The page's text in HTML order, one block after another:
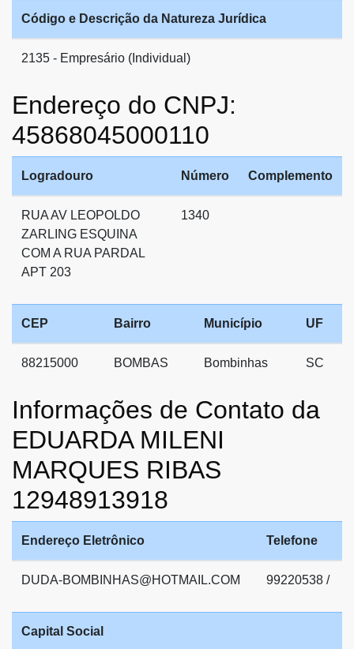
Código e Descrição da Natureza Jurídica
2135 - Empresário (Individual)
Endereço do CNPJ:
45868045000110
Logradouro Número Complemento
RUA AV LEOPOLDO
ZARLING ESQUINA
COM A RUA PARDAL
APT 203
1340
CEP Bairro Município UF
88215000 BOMBAS Bombinhas SC
Informações de Contato da
EDUARDA MILENI
MARQUES RIBAS
12948913918
Endereço Eletrônico Telefone
DUDA-BOMBINHAS@HOTMAIL.COM 99220538 /
Capital Social